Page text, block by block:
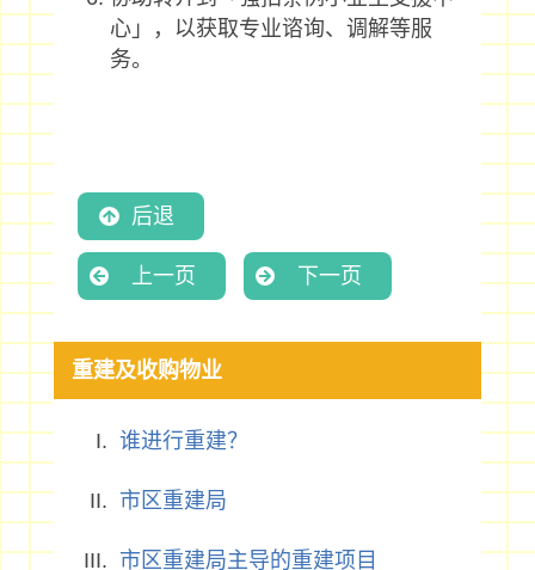
心」，以获取专业谘询、调解等服
务。
后退
上一页 下一页
重建及收购物业
谁进行重建？
市区重建局
市区重建局主导的重建项目